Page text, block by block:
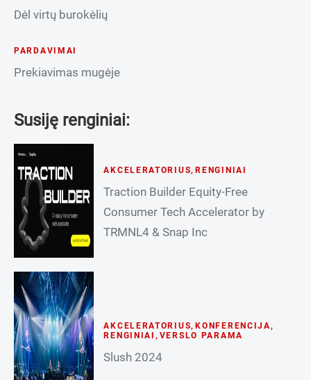
Dėl virtų burokėlių
PARDAVIMAI
Prekiavimas mugėje
Susiję renginiai:
AKCELERATORIUS, RENGINIAI
Traction Builder Equity-Free
Consumer Tech Accelerator by
TRMNL4 & Snap Inc
AKCELERATORIUS, KONFERENCIJA,
RENGINIAI , VERSLO PARAMA
Slush 2024